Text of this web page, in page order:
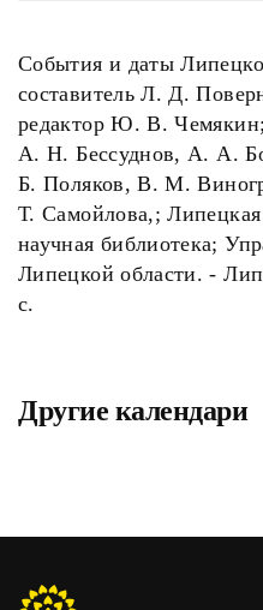
События и даты
составитель Л. Д.
редактор Ю. В. Чемякин;
А. Н. Бессуднов, А. А.
Б. Поляков, В. М.
Т. Самойлова,; Липецкая
научная библиотека;
Липецкой области. -
с.
Другие календари